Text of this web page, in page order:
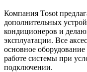
Компания Tosot
дополнительных
кондиционеров и
эксплуатации. Все
основное
работе системы при
подключении.